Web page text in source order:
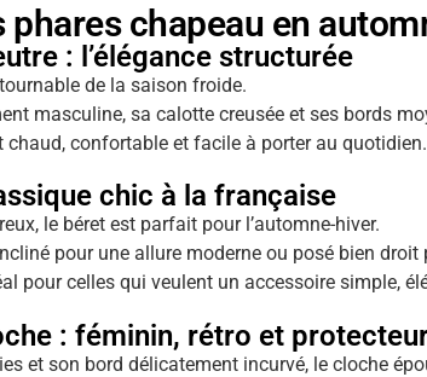
phares chapeau en
: l’élégance structurée
de la saison froide.
masculine, sa calotte creusée et ses bords
chaud, confortable et facile à porter au quotidien.
chic à la française
le béret est parfait pour l’automne-hiver.
pour une allure moderne ou posé bien
pour celles qui veulent un accessoire simple,
: féminin, rétro et
et son bord délicatement incurvé, le cloche